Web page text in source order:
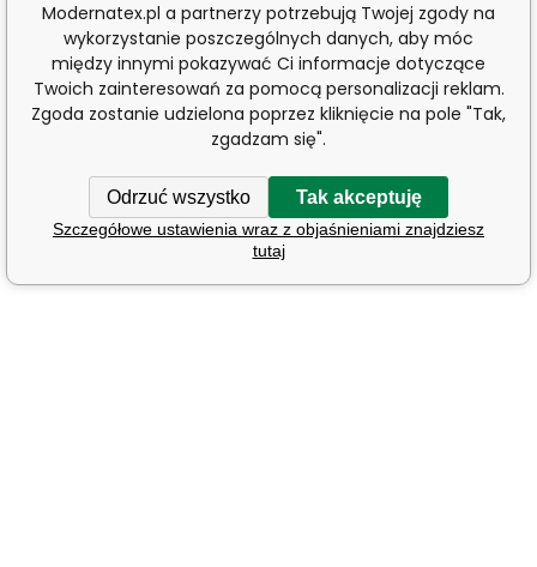
Modernatex.pl a partnerzy potrzebują Twojej zgody na
wykorzystanie poszczególnych danych, aby móc
między innymi pokazywać Ci informacje dotyczące
Twoich zainteresowań za pomocą personalizacji reklam.
Zgoda zostanie udzielona poprzez kliknięcie na pole "Tak,
zgadzam się".
Odrzuć wszystko Tak akceptuję
Szczegółowe ustawienia wraz z objaśnieniami znajdziesz
tutaj